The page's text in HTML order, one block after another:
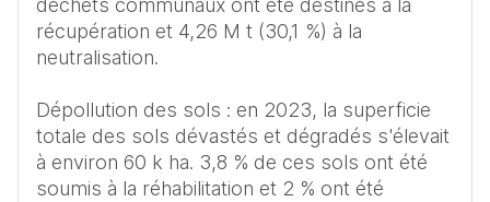
déchets communaux ont été destinés à la
récupération et 4,26 M t (30,1 %) à la
neutralisation.
Dépollution des sols : en 2023, la superficie
totale des sols dévastés et dégradés s'élevait
à environ 60 k ha. 3,8 % de ces sols ont été
soumis à la réhabilitation et 2 % ont été